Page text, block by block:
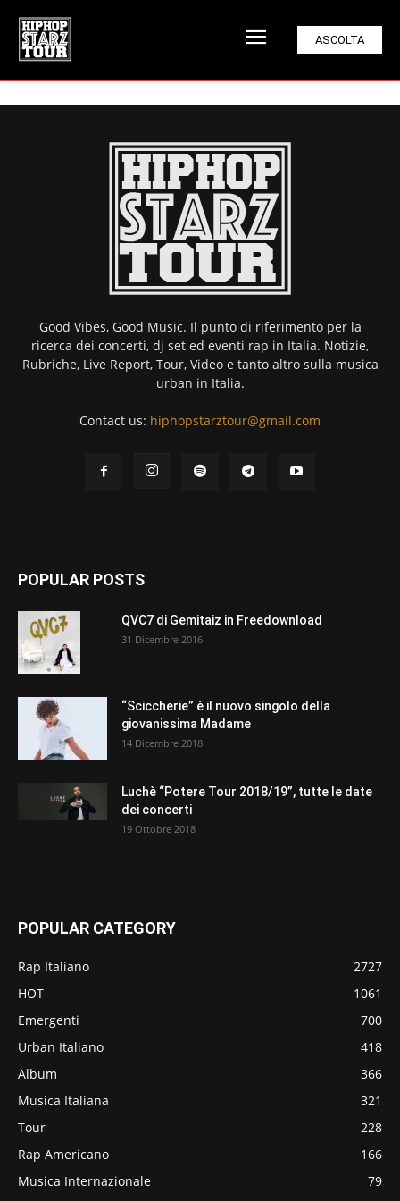
ASCOLTA
Good Vibes, Good Music. Il punto di riferimento per la
ricerca dei concerti, dj set ed eventi rap in Italia. Notizie,
Rubriche, Live Report, Tour, Video e tanto altro sulla musica
urban in Italia.
Contact us: hiphopstarztour@gmail.com
POPULAR POSTS
QVC7 di Gemitaiz in Freedownload
31 Dicembre 2016
“Sciccherie” è il nuovo singolo della
giovanissima Madame
14 Dicembre 2018
Luchè “Potere Tour 2018/19”, tutte le date
dei concerti
19 Ottobre 2018
POPULAR CATEGORY
Rap Italiano
2727
HOT
1061
Emergenti
700
Urban Italiano
418
Album
366
Musica Italiana
321
Tour
228
Rap Americano
166
Musica Internazionale
79